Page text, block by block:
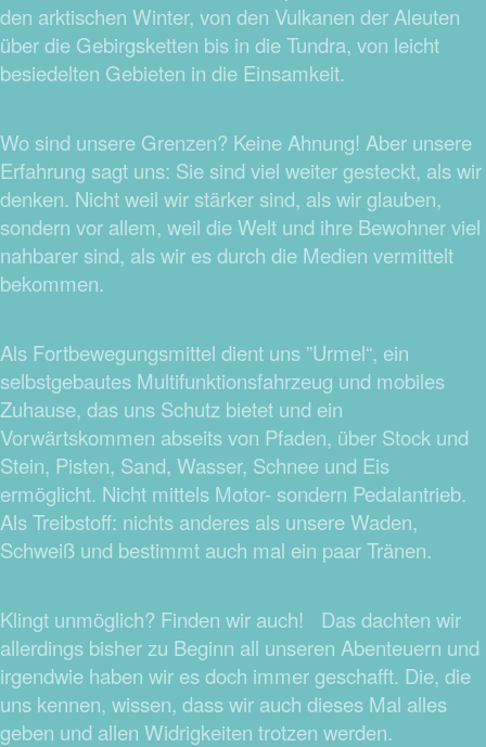
den arktischen Winter, von den Vulkanen der Aleuten
über die Gebirgsketten bis in die Tundra, von leicht
besiedelten Gebieten in die Einsamkeit.
Wo sind unsere Grenzen? Keine Ahnung! Aber unsere
Erfahrung sagt uns: Sie sind viel weiter gesteckt, als wir
denken. Nicht weil wir stärker sind, als wir glauben,
sondern vor allem, weil die Welt und ihre Bewohner viel
nahbarer sind, als wir es durch die Medien vermittelt
bekommen.
Als Fortbewegungsmittel dient uns ”Urmel“, ein
selbstgebautes Multifunktionsfahrzeug und mobiles
Zuhause, das uns Schutz bietet und ein
Vorwärtskommen abseits von Pfaden, über Stock und
Stein, Pisten, Sand, Wasser, Schnee und Eis
ermöglicht. Nicht mittels Motor- sondern Pedalantrieb.
Als Treibstoff: nichts anderes als unsere Waden,
Schweiß und bestimmt auch mal ein paar Tränen.
Klingt unmöglich? Finden wir auch! Das dachten wir
allerdings bisher zu Beginn all unseren Abenteuern und
irgendwie haben wir es doch immer geschafft. Die, die
uns kennen, wissen, dass wir auch dieses Mal alles
geben und allen Widrigkeiten trotzen werden.